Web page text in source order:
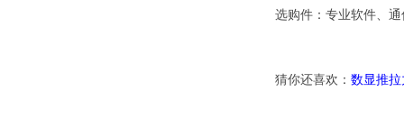
选购件：专业软件、
猜你还喜欢： 数显推拉